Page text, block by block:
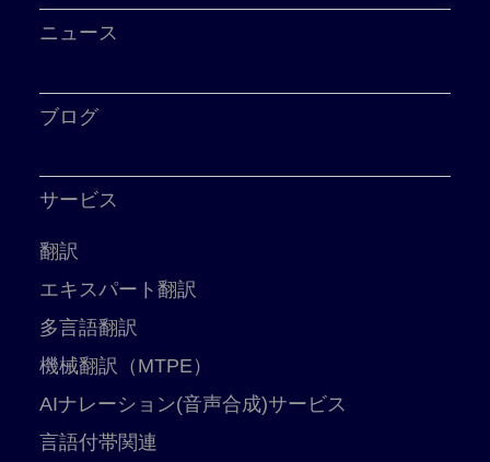
ニュース
ブログ
サービス
翻訳
エキスパート翻訳
多言語翻訳
機械翻訳（MTPE）
AIナレーション(音声合成)サービス
言語付帯関連